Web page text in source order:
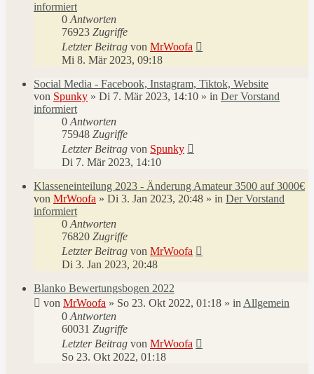
informiert
0 Antworten
76923 Zugriffe
Letzter Beitrag von MrWoofa
Mi 8. Mär 2023, 09:18
Social Media - Facebook, Instagram, Tiktok, Website
von Spunky » Di 7. Mär 2023, 14:10 » in Der Vorstand
informiert
0 Antworten
75948 Zugriffe
Letzter Beitrag von Spunky
Di 7. Mär 2023, 14:10
Klasseneinteilung 2023 - Änderung Amateur 3500 auf 3000€
von MrWoofa » Di 3. Jan 2023, 20:48 » in Der Vorstand
informiert
0 Antworten
76820 Zugriffe
Letzter Beitrag von MrWoofa
Di 3. Jan 2023, 20:48
Blanko Bewertungsbogen 2022
von MrWoofa » So 23. Okt 2022, 01:18 » in Allgemein
0 Antworten
60031 Zugriffe
Letzter Beitrag von MrWoofa
So 23. Okt 2022, 01:18